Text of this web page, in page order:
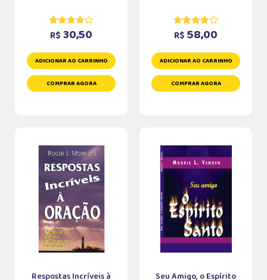
R$ 30,50
ADICIONAR AO CARRINHO
COMPRAR AGORA
R$ 58,00
ADICIONAR AO CARRINHO
COMPRAR AGORA
Respostas Incríveis à Seu Amigo, o Espírito